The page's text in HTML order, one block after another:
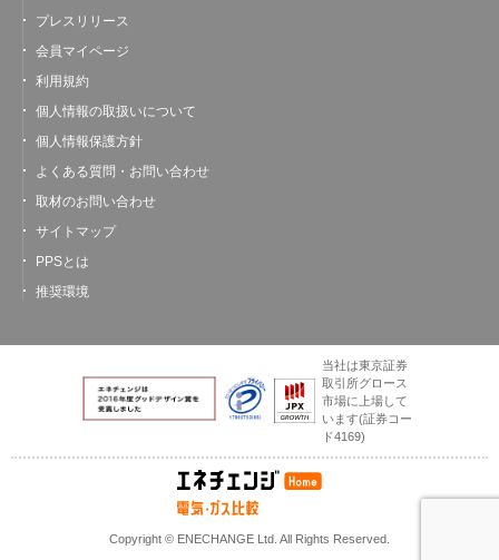
プレスリリース
会員マイページ
利用規約
個人情報の取扱いについて
個人情報保護方針
よくある質問・お問い合わせ
取材のお問い合わせ
サイトマップ
PPSとは
推奨環境
当社は東京証券
取引所グロース
市場に上場して
います(証券コー
ド4169)
Copyright © ENECHANGE Ltd. All Rights Reserved.